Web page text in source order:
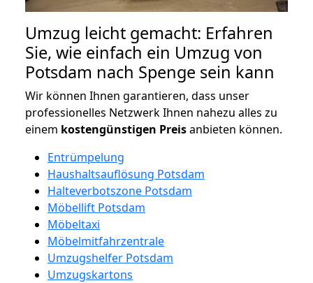
Umzug leicht gemacht: Erfahren
Sie, wie einfach ein Umzug von
Potsdam nach Spenge sein kann
Wir können Ihnen garantieren, dass unser
professionelles Netzwerk Ihnen nahezu alles zu
einem kostengünstigen Preisanbieten können.
Entrümpelung
Haushaltsauflösung Potsdam
Halteverbotszone Potsdam
Möbellift Potsdam
Möbeltaxi
Möbelmitfahrzentrale
Umzugshelfer Potsdam
Umzugskartons